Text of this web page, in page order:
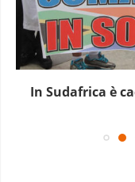
In Sudafrica è